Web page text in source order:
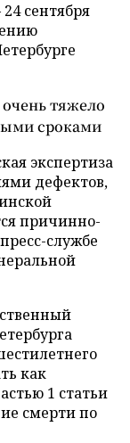
сентября
очень тяжело
сроками
экспертиза
дефектов,
причинно-
службе
как
1 статьи
смерти по